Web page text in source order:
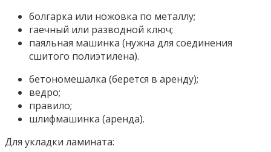
болгарка или ножовка по металлу;
гаечный или разводной ключ;
паяльная машинка (нужна для соединения
сшитого полиэтилена).
бетономешалка (берется в аренду);
ведро;
правило;
шлифмашинка (аренда).
Для укладки ламината: